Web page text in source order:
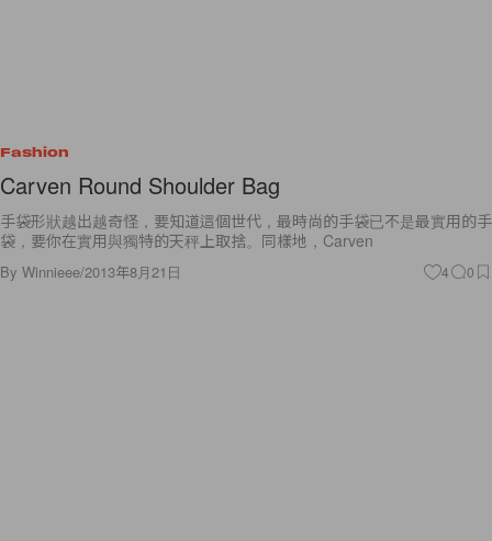
Fashion
Carven Round Shoulder Bag
手袋形狀越出越奇怪，要知道這個世代，最時尚的手袋已不是最實用的手
袋，要你在實用與獨特的天秤上取捨。同樣地，Carven
By Winnieee/2013年8月21日 4 0